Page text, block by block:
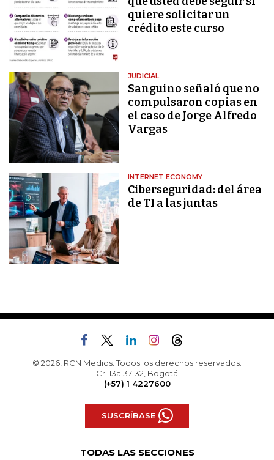
quiere solicitar un
crédito este curso
JUDICIAL
Sanguino señaló que no
compulsaron copias en
el caso de Jorge Alfredo
Vargas
INTERNET ECONOMY
Ciberseguridad: del área
de TI a las juntas
© 2026, RCN Medios. Todos los derechos reservados.
Cr. 13a 37-32, Bogotá
(+57) 1 4227600
SUSCRÍBASE
TODAS LAS SECCIONES